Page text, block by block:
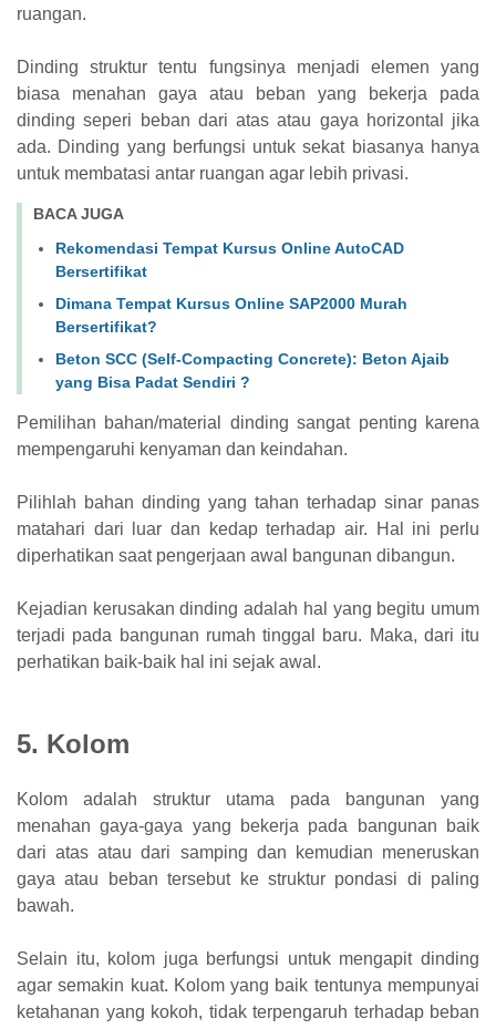
ruangan.
Dinding struktur tentu fungsinya menjadi elemen yang
biasa menahan gaya atau beban yang bekerja pada
dinding seperi beban dari atas atau gaya horizontal jika
ada. Dinding yang berfungsi untuk sekat biasanya hanya
untuk membatasi antar ruangan agar lebih privasi.
BACA JUGA
Rekomendasi Tempat Kursus Online AutoCAD
Bersertifikat
Dimana Tempat Kursus Online SAP2000 Murah
Bersertifikat?
Beton SCC (Self-Compacting Concrete): Beton Ajaib
yang Bisa Padat Sendiri ?
Pemilihan bahan/material dinding sangat penting karena
mempengaruhi kenyaman dan keindahan.
Pilihlah bahan dinding yang tahan terhadap sinar panas
matahari dari luar dan kedap terhadap air. Hal ini perlu
diperhatikan saat pengerjaan awal bangunan dibangun.
Kejadian kerusakan dinding adalah hal yang begitu umum
terjadi pada bangunan rumah tinggal baru. Maka, dari itu
perhatikan baik-baik hal ini sejak awal.
5. Kolom
Kolom adalah struktur utama pada bangunan yang
menahan gaya-gaya yang bekerja pada bangunan baik
dari atas atau dari samping dan kemudian meneruskan
gaya atau beban tersebut ke struktur pondasi di paling
bawah.
Selain itu, kolom juga berfungsi untuk mengapit dinding
agar semakin kuat. Kolom yang baik tentunya mempunyai
ketahanan yang kokoh, tidak terpengaruh terhadap beban